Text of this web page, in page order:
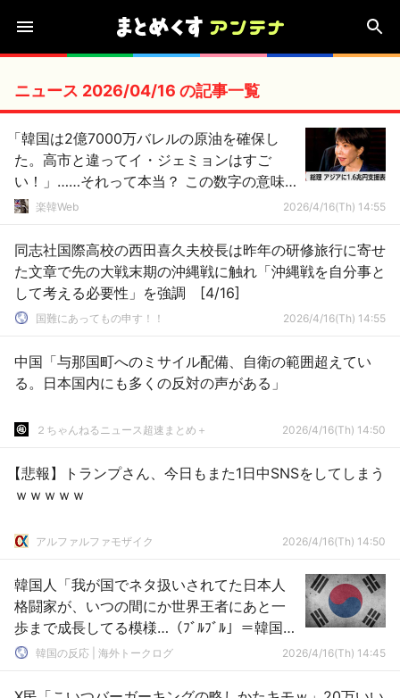
ニュース 2026/04/16 の記事一覧
「韓国は2億7000万バレルの原油を確保し
た。高市と違ってイ・ジェミョンはすご
い！」……それって本当？ この数字の意味
する部分をチェックしてみましょうか？
楽韓Web 2026/4/16(Th) 14:55
同志社国際高校の西田喜久夫校長は昨年の研修旅行に寄せ
た文章で先の大戦末期の沖縄戦に触れ「沖縄戦を自分事と
して考える必要性」を強調 [4/16]
国難にあってもの申す！！ 2026/4/16(Th) 14:55
中国「与那国町へのミサイル配備、自衛の範囲超えてい
る。日本国内にも多くの反対の声がある」
２ちゃんねるニュース超速まとめ＋ 2026/4/16(Th) 14:50
【悲報】トランプさん、今日もまた1日中SNSをしてしまう
ｗｗｗｗｗ
アルファルファモザイク 2026/4/16(Th) 14:50
韓国人「我が国でネタ扱いされてた日本人
格闘家が、いつの間にか世界王者にあと一
歩まで成長してる模様…（ﾌﾞﾙﾌﾞﾙ」＝韓国の
反応韓国の反応 | 海外トークログ 2026/4/16(Th) 14:45